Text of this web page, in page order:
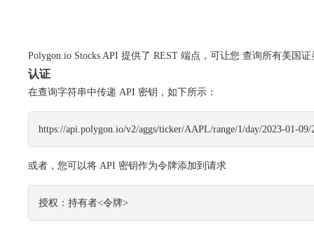
Polygon.io Stocks API 提供了 REST 端点，可让您 查询所有美
认证
在查询字符串中传递 API 密钥，如下所示：
https://api.polygon.io/v2/aggs/ticker/AAPL/range/1/day/2023-01-
或者，您可以将 API 密钥作为令牌添加到请求
授权：持有者<令牌>